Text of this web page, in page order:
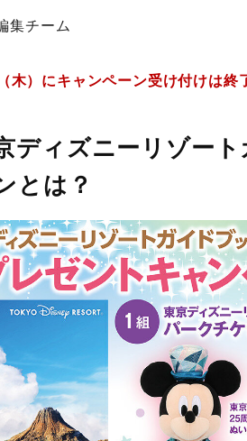
集チーム
木）にキャンペーン受け付けは終
ディズニーリゾー
とは？